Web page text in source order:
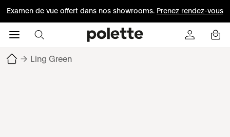
Examen de vue offert dans nos showrooms. Prenez rendez-vous
→ Ling Green